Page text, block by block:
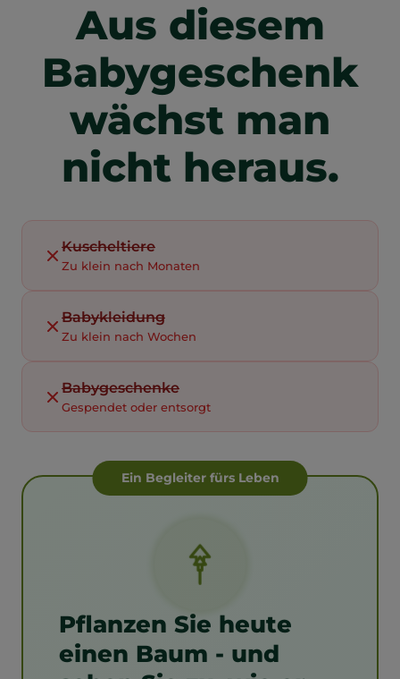
Aus diesem
Babygeschenk
wächst man
nicht heraus.
Kuscheltiere
Zu klein nach Monaten
Babykleidung
Zu klein nach Wochen
Babygeschenke
Gespendet oder entsorgt
Ein Begleiter fürs Leben
Pflanzen Sie heute
einen Baum - und